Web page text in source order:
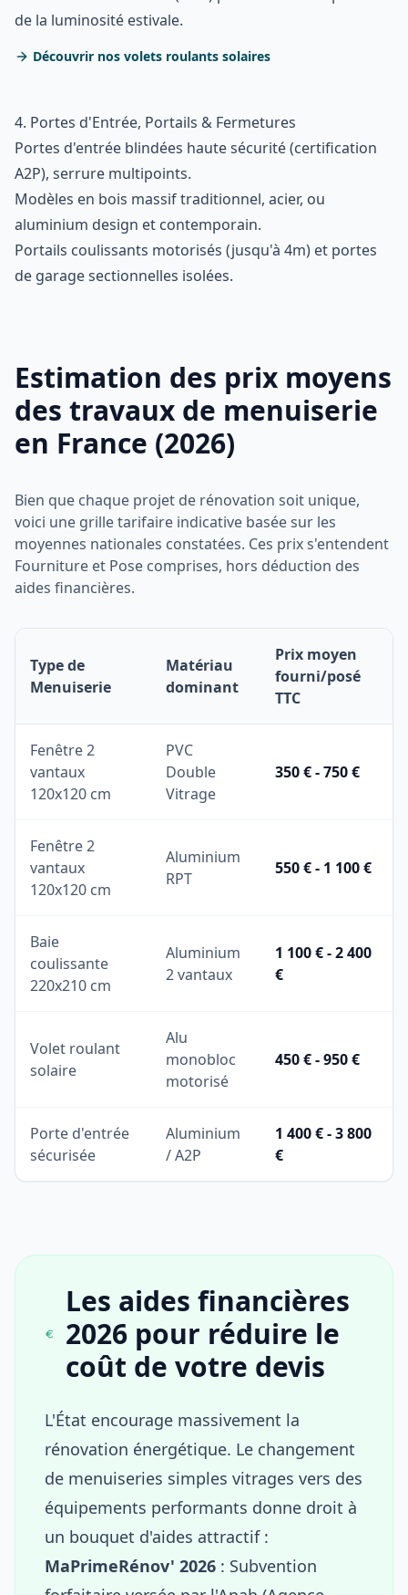
de la luminosité estivale.
Découvrir nos volets roulants solaires
4. Portes d'Entrée, Portails & Fermetures
Portes d'entrée blindées haute sécurité (certification
A2P), serrure multipoints.
Modèles en bois massif traditionnel, acier, ou
aluminium design et contemporain.
Portails coulissants motorisés (jusqu'à 4m) et portes
de garage sectionnelles isolées.
Estimation des prix moyens
des travaux de menuiserie
en France (2026)
Bien que chaque projet de rénovation soit unique,
voici une grille tarifaire indicative basée sur les
moyennes nationales constatées. Ces prix s'entendent
Fourniture et Pose comprises, hors déduction des
aides financières.
Type de
Menuiserie
Matériau
dominant
Prix moyen
fourni/posé
TTC
Fenêtre 2
vantaux
120x120 cm
PVC
Double
Vitrage
350 € - 750 €
Fenêtre 2
vantaux
120x120 cm
Aluminium
RPT
550 € - 1 100 €
Baie
coulissante
220x210 cm
Aluminium
2 vantaux
1 100 € - 2 400
€
Volet roulant
solaire
Alu
monobloc
motorisé
450 € - 950 €
Porte d'entrée
sécurisée
Aluminium
/ A2P
1 400 € - 3 800
€
Les aides financières
2026 pour réduire le
coût de votre devis
L'État encourage massivement la
rénovation énergétique. Le changement
de menuiseries simples vitrages vers des
équipements performants donne droit à
un bouquet d'aides attractif :
MaPrimeRénov' 2026 : Subvention